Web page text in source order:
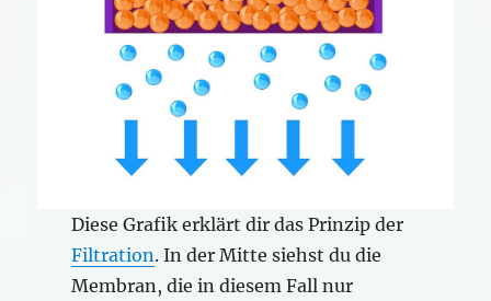
Diese Grafik erklärt dir das Prinzip der
Filtration. In der Mitte siehst du die
Membran, die in diesem Fall nur